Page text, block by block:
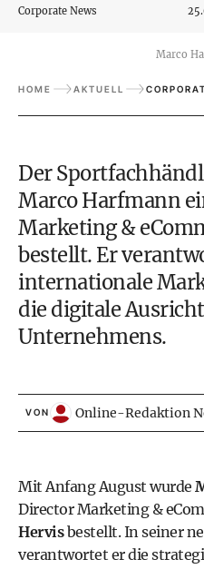
Corporate News
Marco
HOME AKTUELL
Der
Marco Harfmann
Marketing &
bestellt. Er
internationale
die digitale
Unternehmens.
VON Online-Redaktion
Mit Anfang August wurde
Director Marketing &
Hervisbestellt. In seiner
verantwortet er die